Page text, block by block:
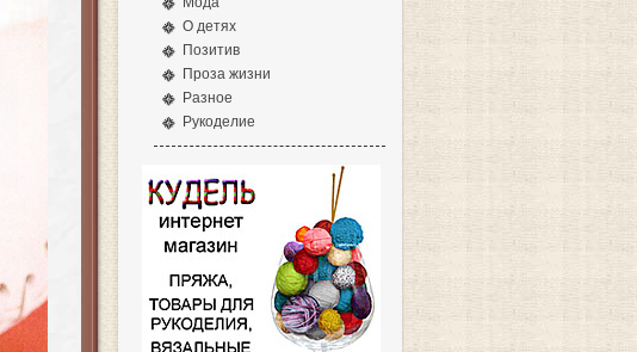
О детях
Позитив
Проза жизни
Разное
Рукоделие